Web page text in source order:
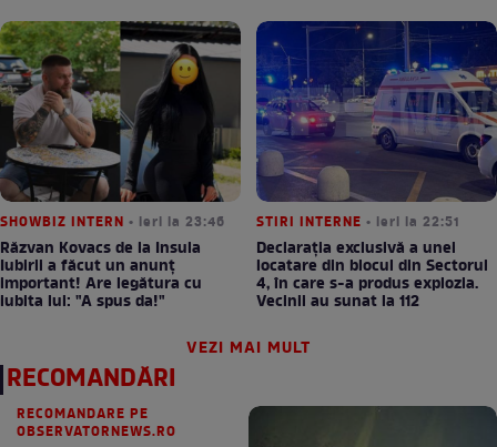
SHOWBIZ INTERN • ieri la 23:46
Răzvan Kovacs de la Insula
Iubirii a făcut un anunț
important! Are legătura cu
iubita lui: "A spus da!"
STIRI INTERNE • ieri la 22:51
Declarația exclusivă a unei
locatare din blocul din Sectorul
4, în care s-a produs explozia.
Vecinii au sunat la 112
VEZI MAI MULT
RECOMANDĂRI
RECOMANDARE PE
OBSERVATORNEWS.RO